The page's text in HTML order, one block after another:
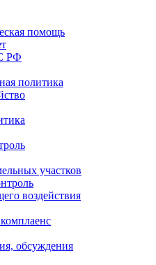
помощь
РФ
политика
участков
воздействия
обсуждения